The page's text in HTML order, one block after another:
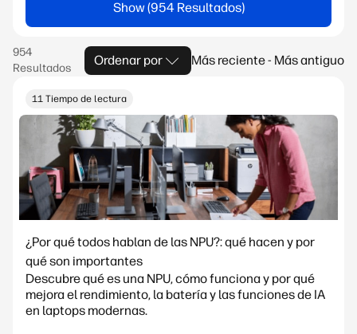
Show
Ordenar por Más reciente - Más antiguo
11 Tiempo de lectura
¿Por qué todos hablan de las NPU?: qué hacen y por
qué son importantes
Descubre qué es una NPU, cómo funciona y por qué
mejora el rendimiento, la batería y las funciones de IA
en laptops modernas.